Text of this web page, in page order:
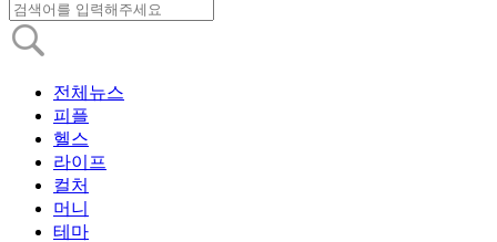
전체뉴스
피플
헬스
라이프
컬처
머니
테마